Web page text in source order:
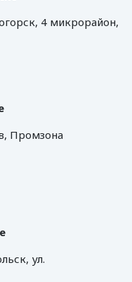
4 микрорайон,
Промзона
ул.